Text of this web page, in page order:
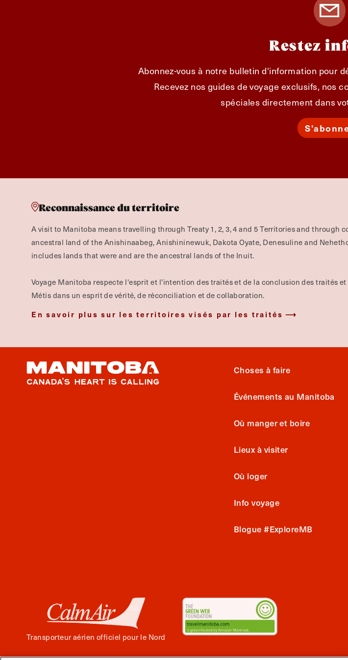
Restez
Abonnez-vous à notre bulletin d'information pour
Recevez nos guides de voyage exclusifs, nos
spéciales directement dans
Reconnaissance du territoire
A visit to Manitoba means travelling through Treaty 1, 2, 3, 4 and 5 Territories and
ancestral land of the Anishinaabeg, Anishininewuk, Dakota Oyate, Denesuline and
includes lands that were and are the ancestral lands of the Inuit.
Voyage Manitoba respecte l'esprit et l'intention des traités et de la conclusion des traités
Métis dans un esprit de vérité, de réconciliation et de collaboration.
En savoir plus sur les territoires visés par les traités
Choses à faire
Événements au Manitoba
Où manger et boire
Lieux à visiter
Où loger
Info voyage
Blogue #ExploreMB
Transporteur aérien officiel pour le Nord